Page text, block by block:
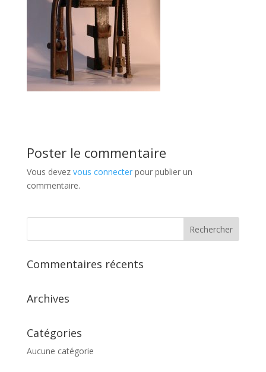
Poster le commentaire
Vous devez vous connecterpour publier un
commentaire.
Commentaires récents
Archives
Catégories
Aucune catégorie